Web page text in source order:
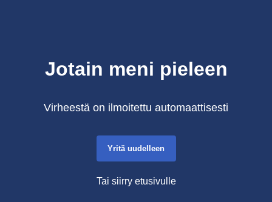
Jotain meni pieleen
Virheestä on ilmoitettu automaattisesti
Yritä uudelleen
Tai siirry etusivulle